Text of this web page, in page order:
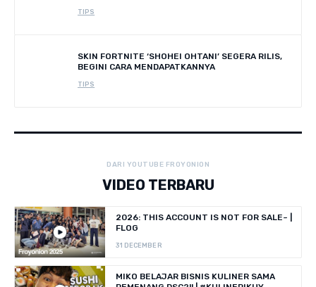
TIPS
SKIN FORTNITE ‘SHOHEI OHTANI’ SEGERA RILIS,
BEGINI CARA MENDAPATKANNYA
TIPS
DARI YOUTUBE FROYONION
VIDEO TERBARU
2026: THIS ACCOUNT IS NOT FOR SALE~ |
FLOG
31 DECEMBER
MIKO BELAJAR BISNIS KULINER SAMA